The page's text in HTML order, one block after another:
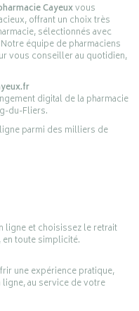
Cayeuxvous
offrant un choix très
sélectionnés avec
équipe de pharmaciens
vous conseiller au quotidien,
digital de la pharmacie
du-Fliers.
parmi des milliers de
ligne et choisissez le retrait
toute simplicité.
une expérience pratique,
au service de votre